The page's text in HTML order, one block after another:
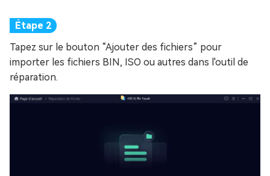
Tapez sur le bouton “Ajouter des fichiers” pour
importer les fichiers BIN, ISO ou autres dans l'outil de
réparation.